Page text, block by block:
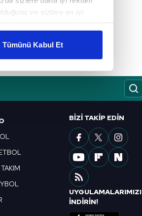
ve sizlere en iyi
gösterilmeyecektir."
kullanılmaktadır. Bu
sunulması
detaylı bilgi için Ayarlar
ve sitemizde ilgili
Tümünü Kabul Et
BIZI TAKIP EDIN
UYGULAMALARIMIZI
İNDİRİN!